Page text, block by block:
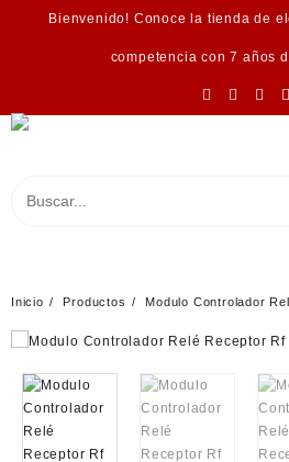
Bienvenido! Conoce la tienda de
competencia con 7 años
Inicio Productos Modulo Controlador